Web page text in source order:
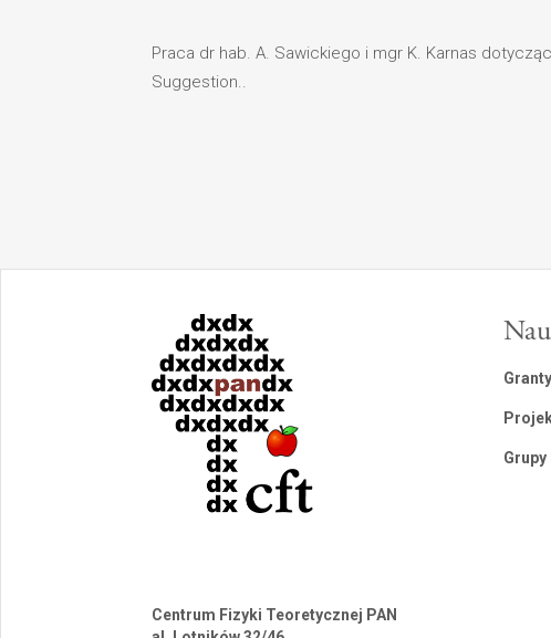
Praca dr hab. A. Sawickiego i mgr K. Karnas
Suggestion..
Granty
Centrum Fizyki Teoretycznej PAN